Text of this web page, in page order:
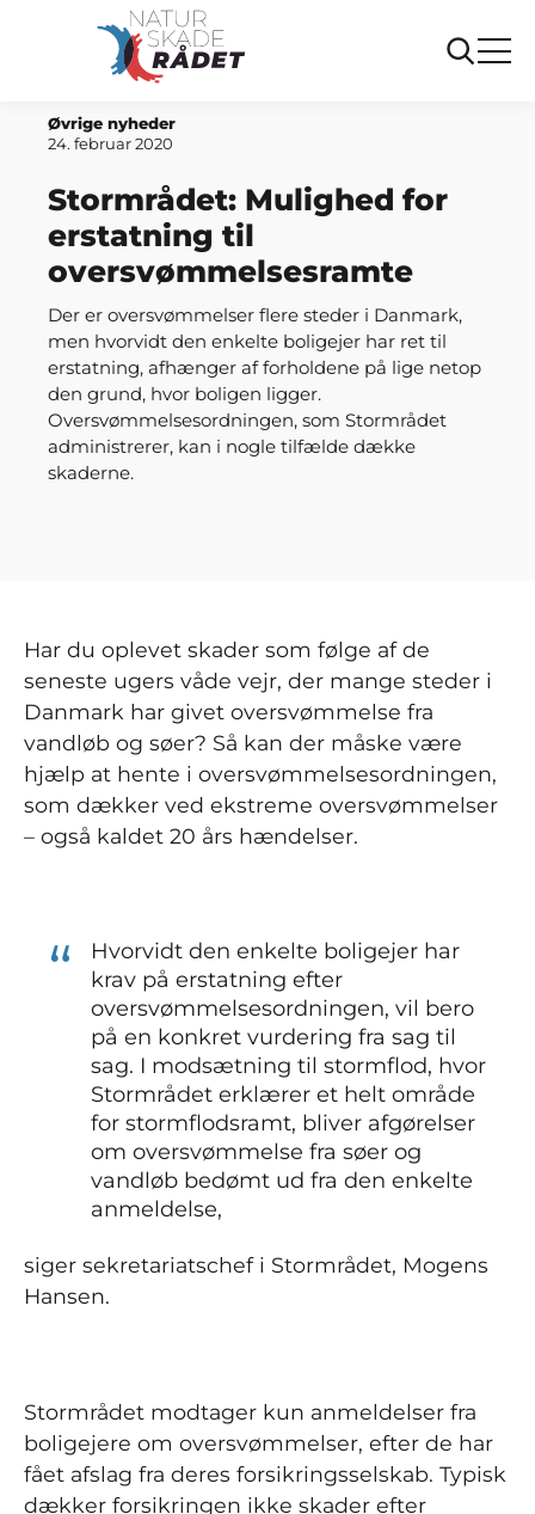
Mulighed for erstatning til oversvømmelsesramte
Øvrige nyheder
24. februar 2020
Stormrådet: Mulighed for
erstatning til
oversvømmelsesramte
Der er oversvømmelser flere steder i Danmark,
men hvorvidt den enkelte boligejer har ret til
erstatning, afhænger af forholdene på lige netop
den grund, hvor boligen ligger.
Oversvømmelsesordningen, som Stormrådet
administrerer, kan i nogle tilfælde dække
skaderne.
Har du oplevet skader som følge af de
seneste ugers våde vejr, der mange steder i
Danmark har givet oversvømmelse fra
vandløb og søer? Så kan der måske være
hjælp at hente i oversvømmelsesordningen,
som dækker ved ekstreme oversvømmelser
– også kaldet 20 års hændelser.
Hvorvidt den enkelte boligejer har
krav på erstatning efter
oversvømmelsesordningen, vil bero
på en konkret vurdering fra sag til
sag. I modsætning til stormflod, hvor
Stormrådet erklærer et helt område
for stormflodsramt, bliver afgørelser
om oversvømmelse fra søer og
vandløb bedømt ud fra den enkelte
anmeldelse,
siger sekretariatschef i Stormrådet, Mogens
Hansen.
Stormrådet modtager kun anmeldelser fra
boligejere om oversvømmelser, efter de har
fået afslag fra deres forsikringsselskab. Typisk
dækker forsikringen ikke skader efter